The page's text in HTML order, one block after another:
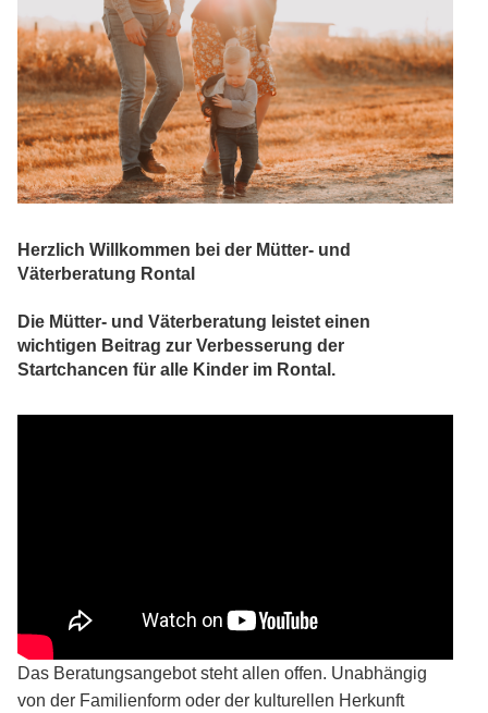
Herzlich Willkommen bei der Mütter- und
Väterberatung Rontal
Die Mütter- und Väterberatung leistet einen
wichtigen Beitrag zur Verbesserung der
Startchancen für alle Kinder im Rontal.
Das Beratungsangebot steht allen offen. Unabhängig
von der Familienform oder der kulturellen Herkunft